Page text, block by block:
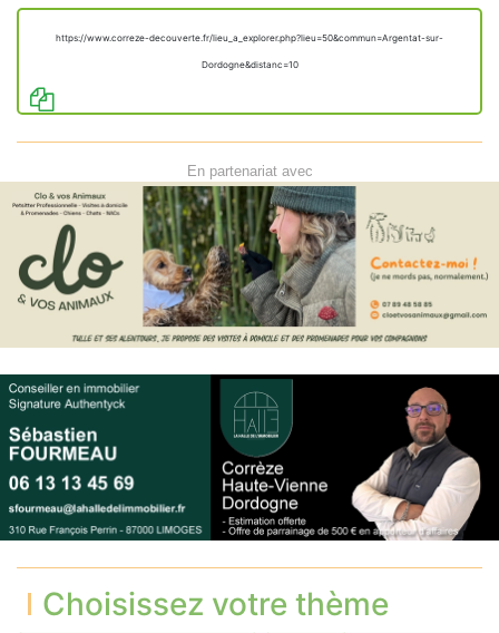
https://www.correze-decouverte.fr/lieu_a_explorer.php?lieu=50&commun=Argentat-sur-
Dordogne&distanc=10
En partenariat avec
Choisissez votre thème